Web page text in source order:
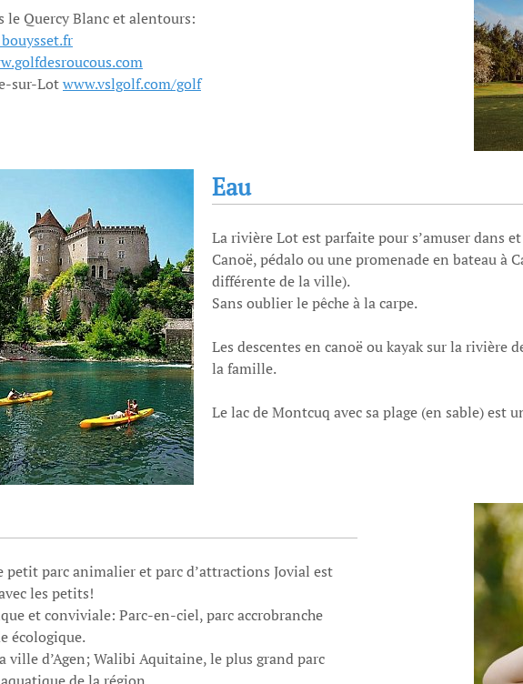
le Quercy Blanc et alentours:
sur-Lotwww.vslgolf.com/golf
Eau
La rivière Lot est parfaite pour s’amuser dans
Canoë, pédalo ou une promenade en bateau à
différente de la ville).
Sans oublier le pêche à la carpe.
Les descentes en canoë ou kayak sur la rivière
la famille.
Le lac de Montcuq avec sa plage (en sable) est
petit parc animalier et parc d’attractions Jovial est
les petits!
et conviviale: Parc-en-ciel, parc accrobranche
écologique.
ville d’Agen; Walibi Aquitaine, le plus grand parc